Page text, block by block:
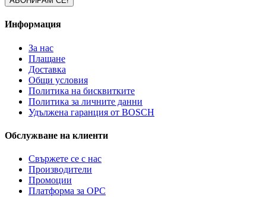
Информация
За нас
Плащане
Доставка
Общи условия
Политика на бисквитките
Политика за личните данни
Удължена гаранция от BOSCH
Обслужване на клиенти
Свържете се с нас
Производители
Промоции
Платформа за ОРС